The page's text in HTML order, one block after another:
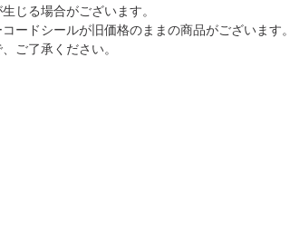
じる場合がございます。
ードシールが旧価格のままの商品がございます。
ご了承ください。